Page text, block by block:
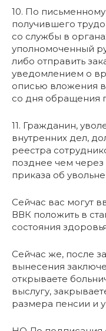
10. По
получившего
со службы в
уполномоченный
либо отправить
уведомлением о
описью вложения
со дня обращения
11. Гражданин,
внутренних дел,
реестра
позднее чем
приказа об
Сейчас вас могут
ВВК положить в
состояния
Сейчас же, после
вынесения
открываете
выслугу,
размера пенсии и